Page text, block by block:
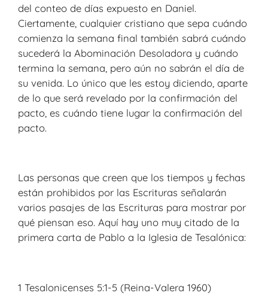
del conteo de días expuesto en Daniel.
Ciertamente, cualquier cristiano que sepa cuándo
comienza la semana final también sabrá cuándo
sucederá la Abominación Desoladora y cuándo
termina la semana, pero aún no sabrán el día de
su venida. Lo único que les estoy diciendo, aparte
de lo que será revelado por la confirmación del
pacto, es cuándo tiene lugar la confirmación del
pacto.
Las personas que creen que los tiempos y fechas
están prohibidos por las Escrituras señalarán
varios pasajes de las Escrituras para mostrar por
qué piensan eso. Aquí hay uno muy citado de la
primera carta de Pablo a la Iglesia de Tesalónica:
1 Tesalonicenses 5:1-5 (Reina-Valera 1960)